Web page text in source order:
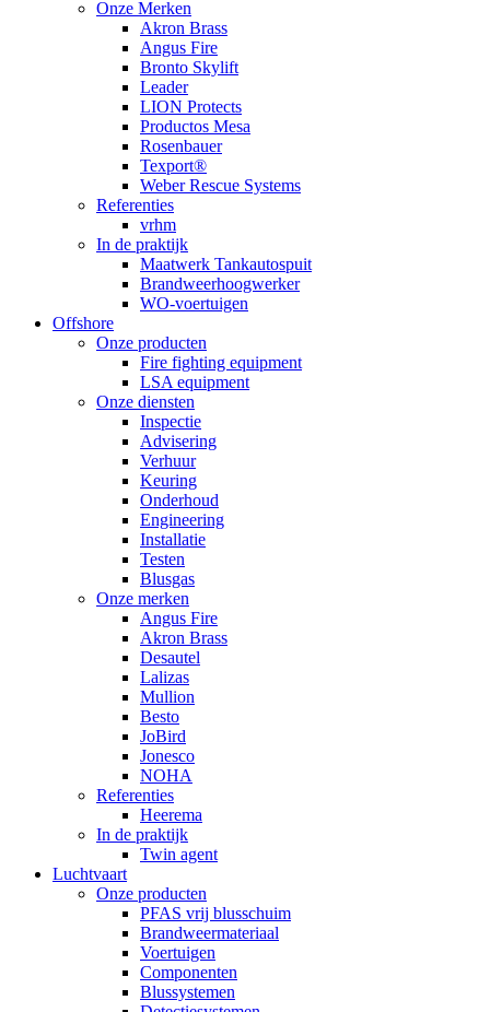
Onze Merken
Akron Brass
Angus Fire
Bronto Skylift
Leader
LION Protects
Productos Mesa
Rosenbauer
Texport®
Weber Rescue Systems
Referenties
vrhm
In de praktijk
Maatwerk Tankautospuit
Brandweerhoogwerker
WO-voertuigen
Offshore
Onze producten
Fire fighting equipment
LSA equipment
Onze diensten
Inspectie
Advisering
Verhuur
Keuring
Onderhoud
Engineering
Installatie
Testen
Blusgas
Onze merken
Angus Fire
Akron Brass
Desautel
Lalizas
Mullion
Besto
JoBird
Jonesco
NOHA
Referenties
Heerema
In de praktijk
Twin agent
Luchtvaart
Onze producten
PFAS vrij blusschuim
Brandweermateriaal
Voertuigen
Componenten
Blussystemen